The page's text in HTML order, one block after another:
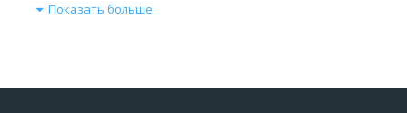
Показать больше